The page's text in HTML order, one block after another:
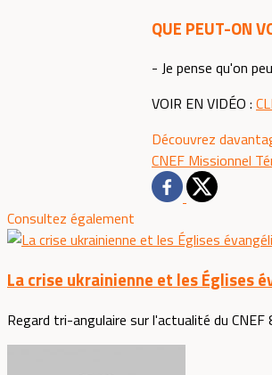
QUE PEUT-ON
- Je pense qu'on
VOIR EN VIDÉO :
Découvrez
CNEF Missionnel
Consultez également
La crise ukrainienne et les Églises
Regard tri-angulaire sur l'actualité du